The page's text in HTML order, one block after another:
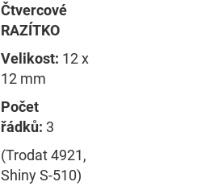
Čtvercové
RAZÍTKO
Velikost: 12 x
12 mm
Počet
řádků: 3
(Trodat 4921,
Shiny S-510)